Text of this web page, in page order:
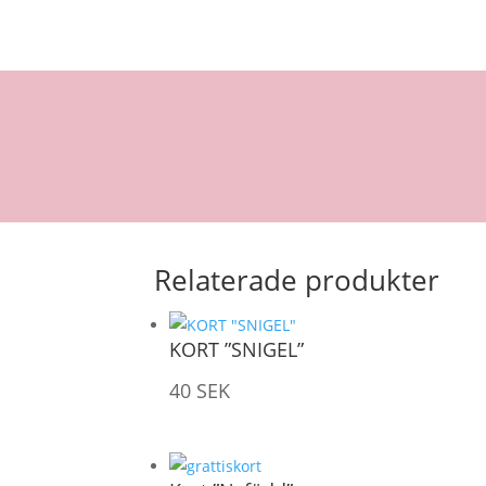
Relaterade produkter
KORT ”SNIGEL”
40 SEK